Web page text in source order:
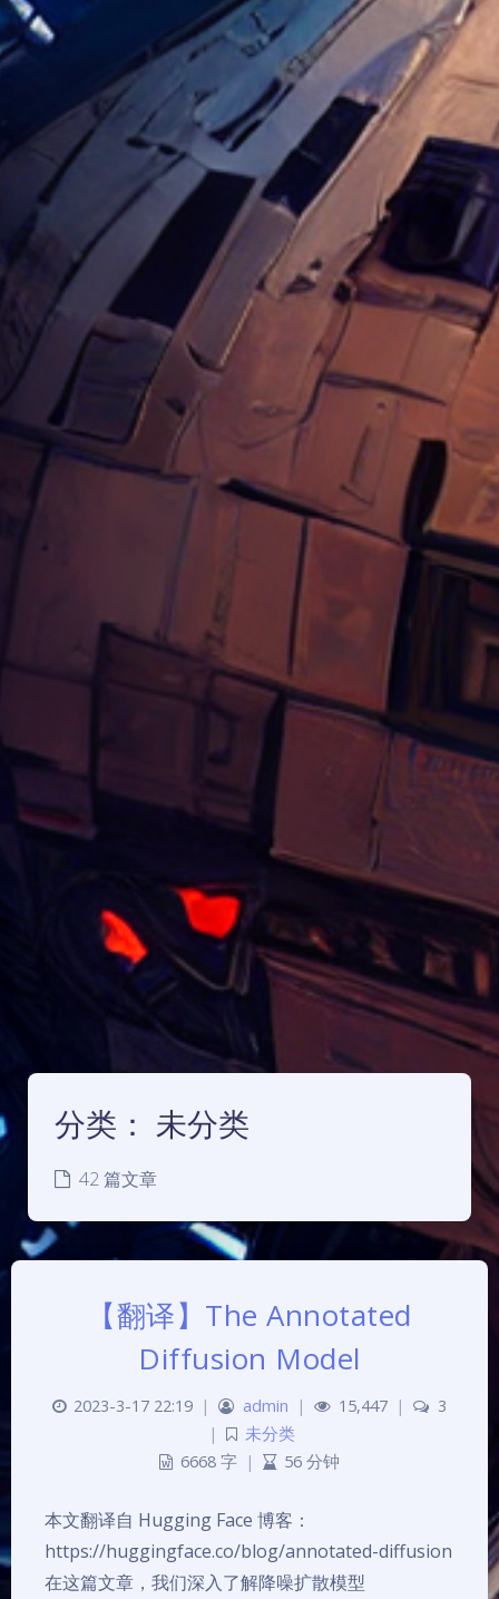
分类： 未分类
42 篇文章
【翻译】The Annotated
Diffusion Model
2023-3-17 22:19 | admin | 15,447 |
3
|
未分类
6668 字 | 56 分钟
本文翻译自 Hugging Face 博客：
https://huggingface.co/blog/annotated-diffusion
在这篇文章，我们深入了解降噪扩散模型